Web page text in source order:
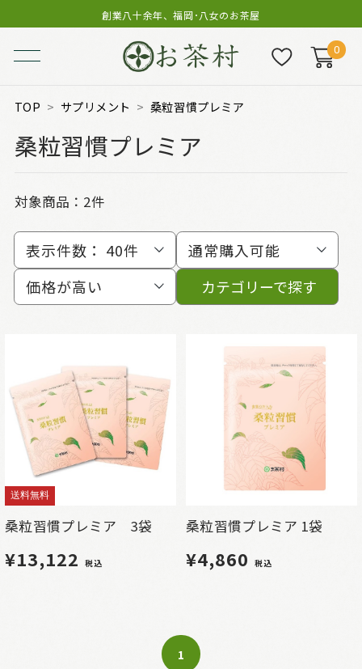
創業八十余年、福岡･八女のお茶屋
0
TOP サプリメント 桑粒習慣プレミア
桑粒習慣プレミア
対象商品： 2件
表示件数： 40件
通常購入可能
価格が高い
カテゴリーで探す
送料無料
桑粒習慣プレミア 3袋
¥13,122 税込
桑粒習慣プレミア 1袋
¥4,860 税込
1